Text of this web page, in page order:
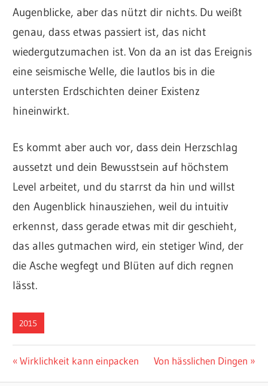
Augenblicke, aber das nützt dir nichts. Du weißt
genau, dass etwas passiert ist, das nicht
wiedergutzumachen ist. Von da an ist das Ereignis
eine seismische Welle, die lautlos bis in die
untersten Erdschichten deiner Existenz
hineinwirkt.
Es kommt aber auch vor, dass dein Herzschlag
aussetzt und dein Bewusstsein auf höchstem
Level arbeitet, und du starrst da hin und willst
den Augenblick hinausziehen, weil du intuitiv
erkennst, dass gerade etwas mit dir geschieht,
das alles gutmachen wird, ein stetiger Wind, der
die Asche wegfegt und Blüten auf dich regnen
lässt.
2015
Beitragsnavigation
Vorheriger
Wirklichkeit kann einpacken
Nächster
Von hässlichen Dingen